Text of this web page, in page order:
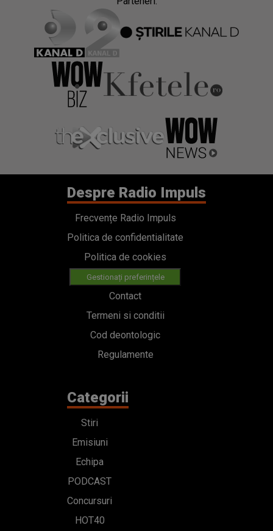
Despre Radio Impuls
Frecvențe Radio Impuls
Politica de confidentialitate
Politica de cookies
Gestionați preferințele
Contact
Termeni si conditii
Cod deontologic
Regulamente
Categorii
Stiri
Emisiuni
Echipa
PODCAST
Concursuri
HOT40